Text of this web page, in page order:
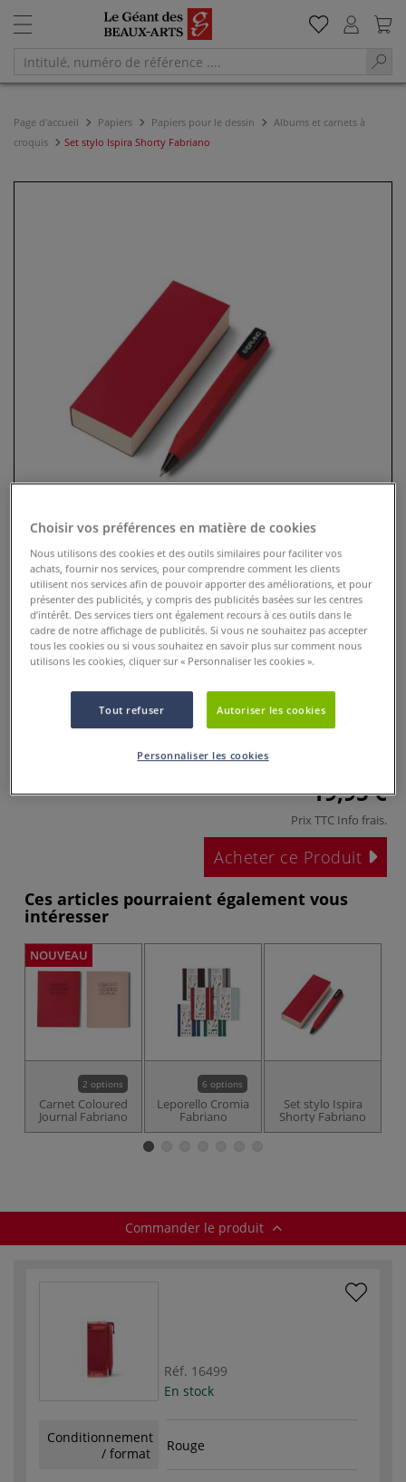
Page d'accueil Papiers Papiers pour le dessin
Albums et carnets à
croquis
Set stylo Ispira Shorty Fabriano
Set stylo Ispira Shorty Fabriano
0 Commentaires
Le set Ispira allie l'élégance du papier Fabriano à la praticité
d'un stylo-bille Shorty à encre noire. Un ensemble compact
19,95 €
Prix TTC Info frais.
Acheter ce Produit
Ces articles pourraient également vous
intéresser
NOUVEAU
2 options
Carnet Coloured
Journal Fabriano
6 options
Leporello Cromia
Fabriano
Set stylo Ispira
Shorty Fabriano
Commander le produit
Réf. 16499
En stock
Conditionnement
/ format
Rouge
Choisir vos préférences en matière de cookies
Nous utilisons des cookies et des outils similaires pour faciliter vos
achats, fournir nos services, pour comprendre comment les clients
utilisent nos services afin de pouvoir apporter des améliorations, et pour
présenter des publicités, y compris des publicités basées sur les centres
d’intérêt. Des services tiers ont également recours à ces outils dans le
cadre de notre affichage de publicités. Si vous ne souhaitez pas accepter
tous les cookies ou si vous souhaitez en savoir plus sur comment nous
utilisons les cookies, cliquer sur « Personnaliser les cookies ».
Tout refuser Autoriser les cookies
Personnaliser les cookies